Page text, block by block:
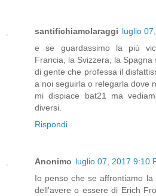
santifichiamolaraggi luglio
e se guardassimo la più
Francia, la Svizzera, la Spagna
di gente che professa il
a noi seguirla o relegarla dove
mi dispiace bat21 ma
diversi.
Rispondi
Anonimo luglio 07, 2017 9:10
Io penso che se affrontiamo
dell'avere o essere di Erich